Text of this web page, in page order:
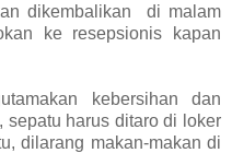
dikembalikan di malam
ke resepsionis kapan
kebersihan dan
sepatu harus ditaro di loker
dilarang makan-makan di